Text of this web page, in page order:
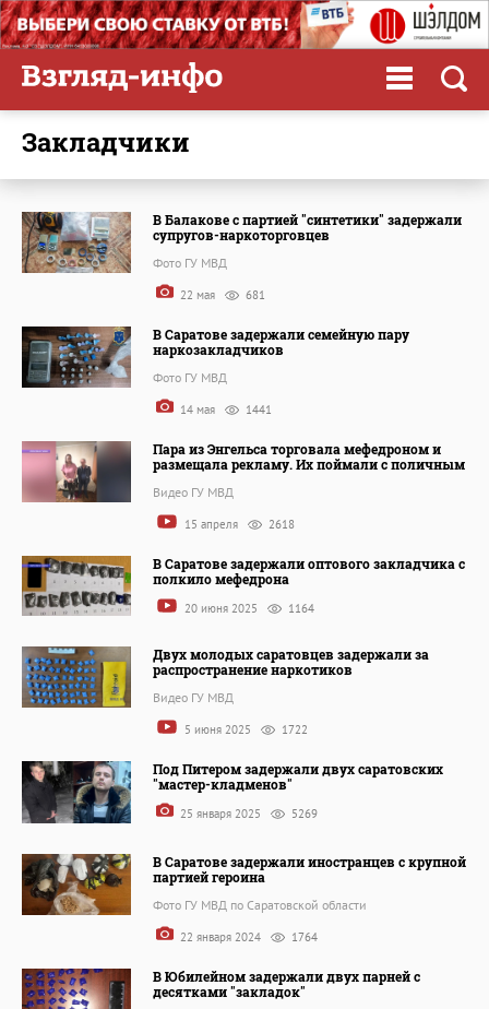
закладчики
В Балакове с партией "синтетики" задержали
супругов-наркоторговцев
Фото ГУ МВД
22 мая 681
В Саратове задержали семейную пару
наркозакладчиков
Фото ГУ МВД
14 мая 1441
Пара из Энгельса торговала мефедроном и
размещала рекламу. Их поймали с поличным
Видео ГУ МВД
15 апреля 2618
В Саратове задержали оптового закладчика с
полкило мефедрона
20 июня 2025 1164
Двух молодых саратовцев задержали за
распространение наркотиков
Видео ГУ МВД
5 июня 2025 1722
Под Питером задержали двух саратовских
"мастер-кладменов"
25 января 2025 5269
В Саратове задержали иностранцев с крупной
партией героина
Фото ГУ МВД по Саратовской области
22 января 2024 1764
В Юбилейном задержали двух парней с
десятками "закладок"